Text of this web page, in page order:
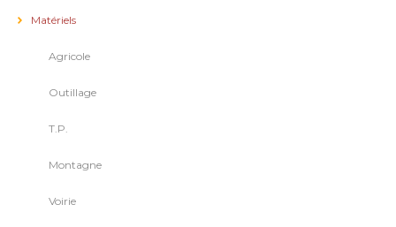
Matériels
Agricole
Outillage
T.P.
Montagne
Voirie